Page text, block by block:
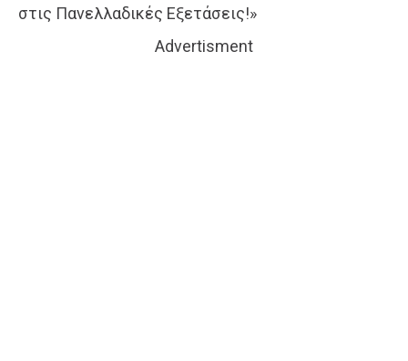
στις Πανελλαδικές Εξετάσεις!»
Advertisment